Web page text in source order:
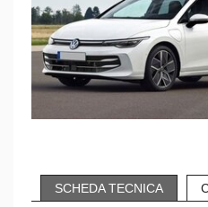
SCHEDA TECNICA